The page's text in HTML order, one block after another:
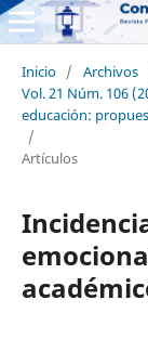
Inicio / Archivos
Vol. 21 Núm. 106
educación:
/
Artículos